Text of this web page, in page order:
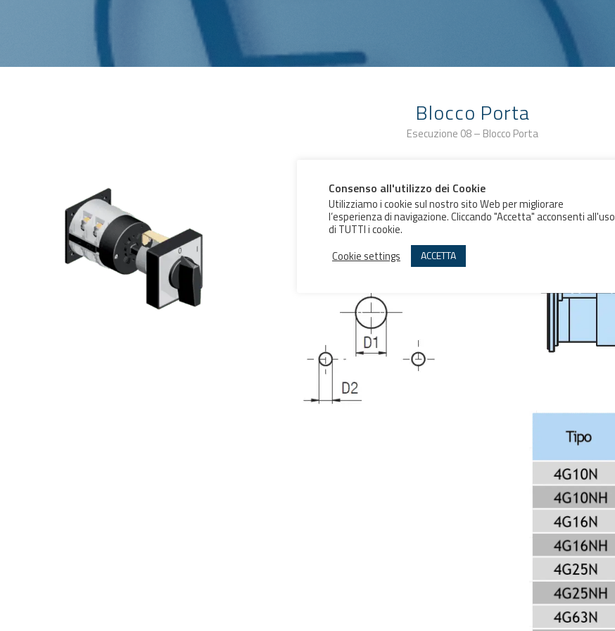
Blocco Porta
Esecuzione 08 – Blocco Porta
Pannello Frontale
Consenso all'utilizzo dei Cookie
Utilizziamo i cookie sul nostro sito Web per migliorare
l’esperienza di navigazione. Cliccando "Accetta" acconsenti all'uso
di TUTTI i cookie.
Cookie settings
ACCETTA